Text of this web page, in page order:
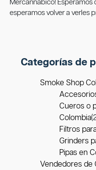
Mercannabico!
esperamos volver a verles
Categorías de
Smoke Shop
Cueros o
Colombia
Filtros
Grinders
Pipas en
Vendedores de